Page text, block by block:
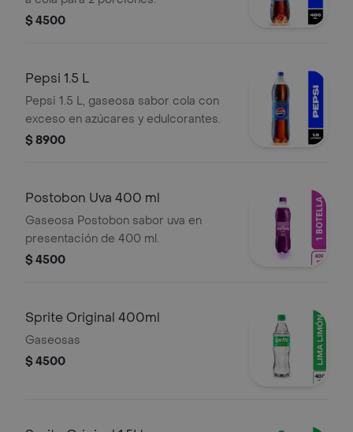
$ 4500
Pepsi 1.5 L
Pepsi 1.5 L, gaseosa sabor cola con
exceso en azúcares y edulcorantes.
$ 8900
Postobon Uva 400 ml
Gaseosa Postobon sabor uva en
presentación de 400 ml.
$ 4500
Sprite Original 400ml
Gaseosas
$ 4500